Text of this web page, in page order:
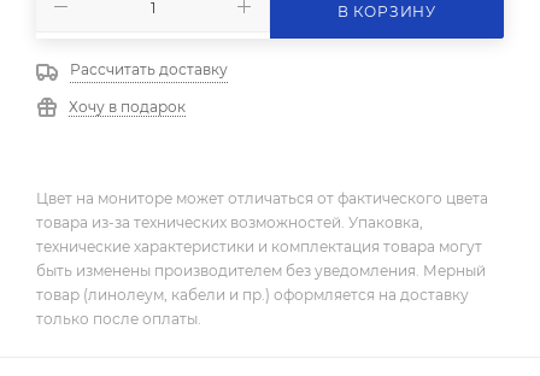
В КОРЗИНУ
Рассчитать доставку
Хочу в подарок
Цвет на мониторе может отличаться от фактического цвета
товара из-за технических возможностей. Упаковка,
технические характеристики и комплектация товара могут
быть изменены производителем без уведомления. Мерный
товар (линолеум, кабели и пр.) оформляется на доставку
только после оплаты.